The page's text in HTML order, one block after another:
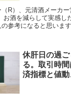
R）、元清酒メーカ
参考になると思いま
休肝日の過
る。取引時
済指標と値動